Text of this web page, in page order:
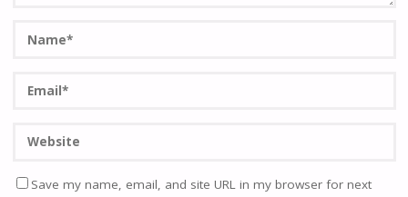
Save my name, email, and site URL in my browser for next